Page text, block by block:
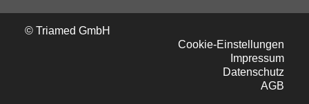
© Triamed GmbH
Cookie-Einstellungen
Impressum
Datenschutz
AGB